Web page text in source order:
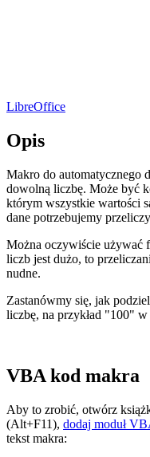
LibreOffice
Opis
Makro do automatycznego
dowolną liczbę. Może być
którym wszystkie wartości
dane potrzebujemy
Można oczywiście używać
liczb jest dużo, to
nudne.
Zastanówmy się, jak
liczbę, na przykład "100" w
VBA kod makra
Aby to zrobić, otwórz
(Alt+F11), dodaj moduł
tekst makra: